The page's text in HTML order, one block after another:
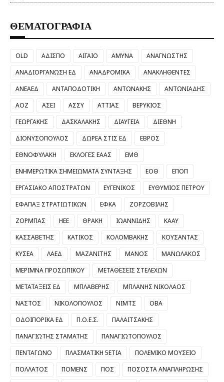
ΘΕΜΑΤΟΓΡΑΦΙΑ
OLD ΑΔΙΣΠΟ ΑΙΓΑΙΟ ΑΜΥΝΑ
ΑΝΑΓΝΩΣΤΗΣ
ΑΝΑΔΙΟΡΓΑΝΩΣΗ ΕΔ
ΑΝΑΔΡΟΜΙΚΑ
ΑΝΑΚΛΗΘΕΝΤΕΣ
ΑΝΕΑΕΔ
ΑΝΤΑΠΟΔΟΤΙΚΗ ΑΝΤΩΝΑΚΗΣ
ΑΝΤΩΝΙΑΔΗΣ
ΑΟΖ
ΑΣΕΙ ΑΣΣΥ ΑΤΤΙΑΣ
ΒΕΡΥΚΙΟΣ
ΓΕΩΡΓΑΚΗΣ
ΔΑΣΚΑΛΑΚΗΣ ΔΙΑΥΓΕΙΑ
ΔΙΕΘΝΗ
ΔΙΟΝΥΣΟΠΟΥΛΟΣ
ΔΩΡΕΑ ΣΤΙΣ ΕΔ
ΕΒΡΟΣ
ΕΘΝΟΦΥΛΑΚΗ
ΕΚΛΟΓΕΣ ΕΑΑΣ
ΕΜΘ
ΕΝΗΜΕΡΩΤΙΚΑ ΣΗΜΕΙΩΜΑΤΑ ΣΥΝΤΑΞΗΣ
ΕΟΘ
ΕΠΟΠ
ΕΡΓΑΣΙΑΚΟ ΑΠΟΣΤΡΑΤΩΝ
ΕΥΓΕΝΙΚΟΣ
ΕΥΘΥΜΙΟΣ ΠΕΤΡΟΥ
ΕΦΑΠΑΞ ΣΤΡΑΤΙΩΤΙΚΩΝ
ΕΦΚΑ
ΖΟΡΖΟΒΙΛΗΣ
ΖΟΡΜΠΑΣ
ΗΕΕ ΘΡΑΚΗ ΙΩΑΝΝΙΔΗΣ
ΚΑΑΥ
ΚΑΣΣΑΒΕΤΗΣ
ΚΑΤΙΚΟΣ ΚΟΛΟΜΒΑΚΗΣ
ΚΟΥΣΑΝΤΑΣ
ΚΥΣΕΑ
ΛΑΕΔ ΜΑΖΑΝΙΤΗΣ ΜΑΝΟΣ
ΜΑΝΩΛΑΚΟΣ
ΜΕΡΙΜΝΑ ΠΡΟΣΩΠΙΚΟΥ
ΜΕΤΑΘΕΣΕΙΣ ΣΤΕΛΕΧΩΝ
ΜΕΤΑΤΑΞΕΙΣ ΕΔ
ΜΠΛΑΒΕΡΗΣ
ΜΠΛΑΝΗΣ ΝΙΚΟΛΑΟΣ
ΝΑΣΤΟΣ
ΝΙΚΟΛΟΠΟΥΛΟΣ ΝΙΜΤΣ
ΟΒΑ
ΟΔΟΙΠΟΡΙΚΑ ΕΔ
Π.Ο.Ε.Σ.
ΠΑΛΑΙΤΣΑΚΗΣ
ΠΑΝΑΓΙΩΤΗΣ ΣΤΑΜΑΤΗΣ
ΠΑΝΑΓΙΩΤΟΠΟΥΛΟΣ
ΠΕΝΤΑΓΩΝΟ
ΠΛΑΣΜΑΤΙΚΗ 5ΕΤΙΑ
ΠΟΛΕΜΙΚΟ ΜΟΥΣΕΙΟ
ΠΟΛΛΑΤΟΣ
ΠΟΜΕΝΣ ΠΟΣ
ΠΟΣΟΣΤΑ ΑΝΑΠΛΗΡΩΣΗΣ